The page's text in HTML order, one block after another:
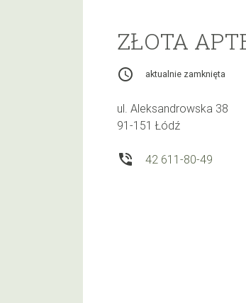
ZŁOTA
access_time aktualnie zamknięta
ul. Aleksandrowska 38
91-151 Łódź
phone_in_talk 42 611-80-49